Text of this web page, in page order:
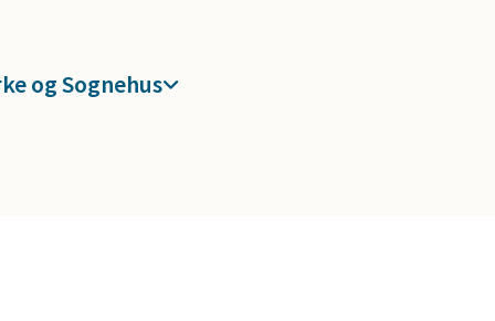
og Sognehus